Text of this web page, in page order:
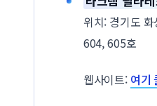
위치: 경기도
604, 605호
웹사이트: 여기